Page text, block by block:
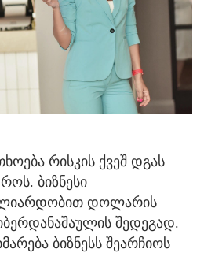
რისკის ქვეშ დგას
ბიზნესი
დოლარის
შედეგად.
ბიზნესს შეარჩიოს